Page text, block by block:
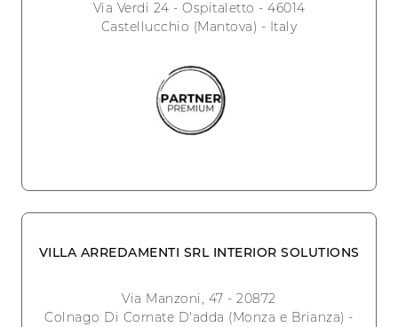
Via Verdi 24 - Ospitaletto - 46014
Castellucchio (Mantova) - Italy
VILLA ARREDAMENTI SRL INTERIOR SOLUTIONS
Via Manzoni, 47 - 20872
Colnago Di Cornate D'adda (Monza e Brianza) -